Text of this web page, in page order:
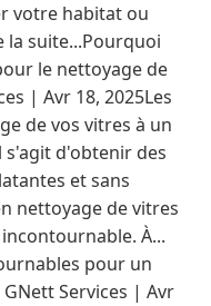
votre habitat ou
la suite...Pourquoi
le nettoyage de
| Avr 18, 2025Les
de vos vitres à un
d'obtenir des
et sans
nettoyage de vitres
À...
pour un
Services | Avr